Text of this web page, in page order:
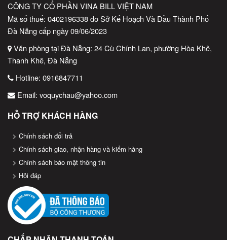
Máy quét mã vạch đa tia
Lỗi Thường Gặp Khi Dùng Máy Quét Mã
Vạch IMARCONE MC_9103L Và Cách Khắc
Phục
Máy quét mã vạch IMARCONE MC_9103L là một công cụ
trường bán lẻ, kho bãi, y tế, và nhiều lĩnh vực khác. Tuy nhiên,
trong quá trình sử dụng, người dùng có thể gặp phải một số lỗi
để giúp bạn sử dụng máy quét một cách hiệu quả nhất.
1. Máy Không Quét Được Mã Vạch
Lỗi: Máy quét không nhận diện được mã vạch hoặc không
quét được.
Nguyên nhân:
CÔNG TY CỔ PHẦN VINA BILL VIỆT NAM
Mã số thuế: 0402196338 do Sở Kế Hoạch Và Đầu Thành Phố
Đà Nẵng cấp ngày 09/06/2023
Văn phòng tại Đà Nẵng: 24 Cù Chính Lan, phường Hòa Khê,
Thanh Khê, Đà Nẵng
Hotline: 0916847711
Email: voquychau@yahoo.com
HỖ TRỢ KHÁCH HÀNG
Chính sách đổi trả
Chính sách giao, nhận hàng và kiểm hàng
Chính sách bảo mật thông tin
Hỏi đáp